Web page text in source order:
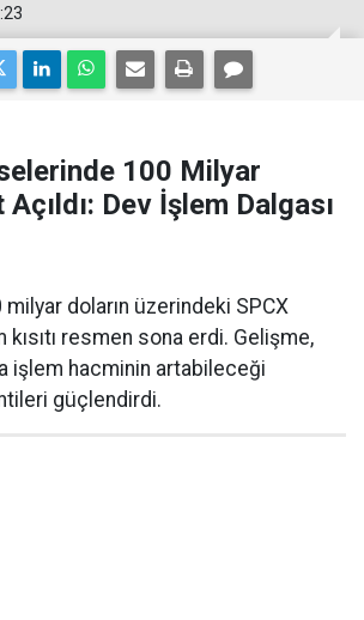
100 Milyar
Dev İşlem Dalgası
doların üzerindeki SPCX
resmen sona erdi. Gelişme,
işlem hacminin artabileceği
güçlendirdi.